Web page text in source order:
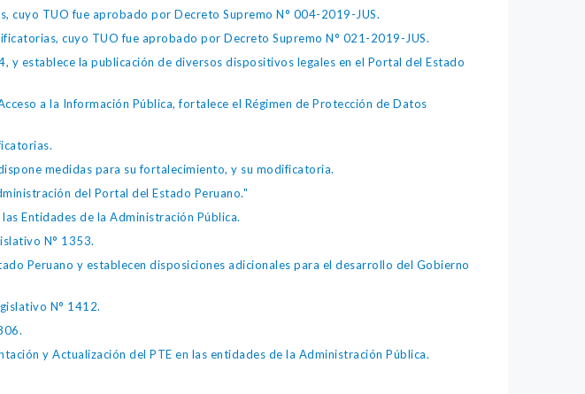
cuyo TUO fue aprobado por Decreto Supremo N° 004-2019-JUS.
cuyo TUO fue aprobado por Decreto Supremo N° 021-2019-JUS.
establece la publicación de diversos dispositivos legales en el Portal del Estado
a la Información Pública, fortalece el Régimen de Protección de Datos
medidas para su fortalecimiento, y su modificatoria.
del Portal del Estado Peruano."
Entidades de la Administración Pública.
N° 1353.
Peruano y establecen disposiciones adicionales para el desarrollo del Gobierno
N° 1412.
y Actualización del PTE en las entidades de la Administración Pública.